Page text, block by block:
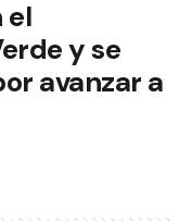
el
y se
avanzar a